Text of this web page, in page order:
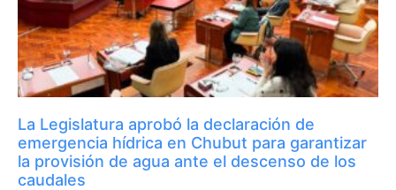
La Legislatura aprobó la declaración de
emergencia hídrica en Chubut para garantizar
la provisión de agua ante el descenso de los
caudales